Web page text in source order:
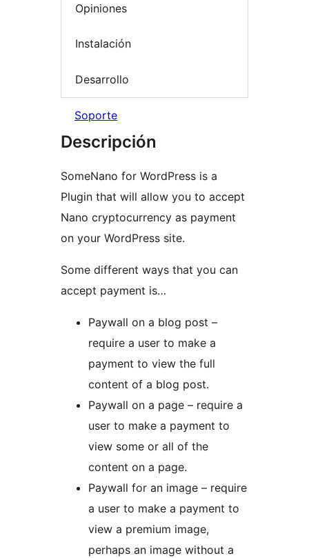
Opiniones
Instalación
Desarrollo
Soporte
Descripción
SomeNano for WordPress is a
Plugin that will allow you to accept
Nano cryptocurrency as payment
on your WordPress site.
Some different ways that you can
accept payment is…
Paywall on a blog post –
require a user to make a
payment to view the full
content of a blog post.
Paywall on a page – require a
user to make a payment to
view some or all of the
content on a page.
Paywall for an image – require
a user to make a payment to
view a premium image,
perhaps an image without a